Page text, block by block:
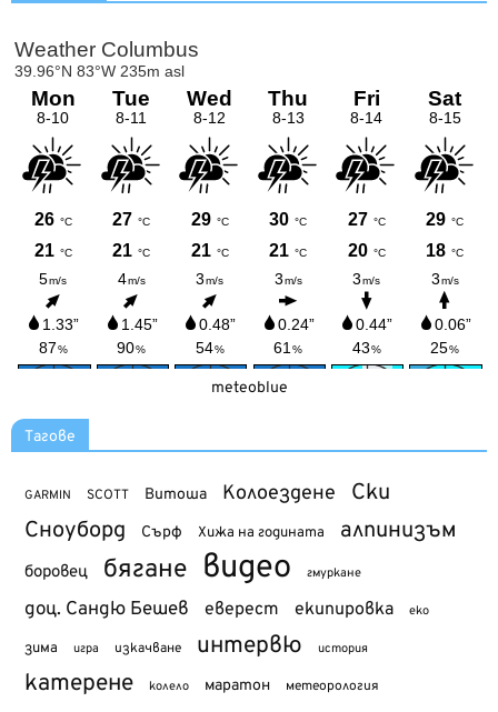
meteoblue
Тагове
GARMIN SCOTT Витоша Колоездене Ски
Сноуборд Сърф Хижа на годината алпинизъм
боровец бягане видео гмуркане
доц. Сандю Бешев еверест екипировка еко
зима игра изкачване интервю история
катерене колело маратон метеорология